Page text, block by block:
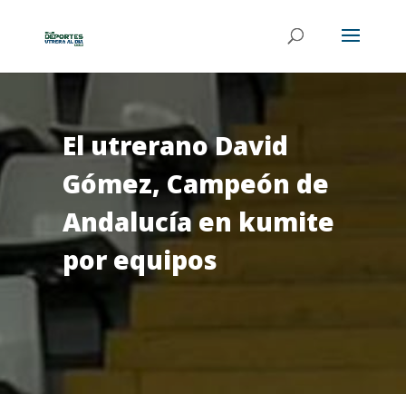
El utrerano David
Gómez, Campeón de
Andalucía en kumite
por equipos